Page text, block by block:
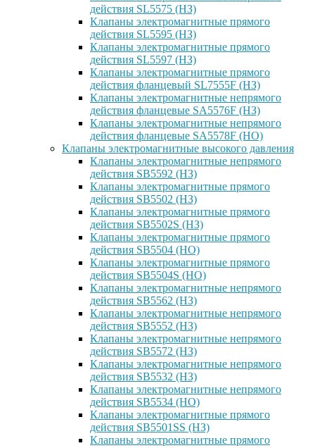
действия SL5575 (НЗ)
Клапаны электромагнитные прямого
действия SL5595 (НЗ)
Клапаны электромагнитные прямого
действия SL5597 (НЗ)
Клапаны электромагнитные прямого
действия фланцевый SL7555F (НЗ)
Клапаны электромагнитные непрямого
действия фланцевые SA5576F (НЗ)
Клапаны электромагнитные непрямого
действия фланцевые SA5578F (НО)
Клапаны электромагнитные высокого давления
Клапаны электромагнитные непрямого
действия SB5592 (НЗ)
Клапаны электромагнитные прямого
действия SB5502 (НЗ)
Клапаны электромагнитные прямого
действия SB5502S (НЗ)
Клапаны электромагнитные прямого
действия SB5504 (НО)
Клапаны электромагнитные прямого
действия SB5504S (НО)
Клапаны электромагнитные непрямого
действия SB5562 (НЗ)
Клапаны электромагнитные непрямого
действия SB5552 (НЗ)
Клапаны электромагнитные непрямого
действия SB5572 (НЗ)
Клапаны электромагнитные непрямого
действия SB5532 (НЗ)
Клапаны электромагнитные непрямого
действия SB5534 (НО)
Клапаны электромагнитные прямого
действия SB5501SS (НЗ)
Клапаны электромагнитные прямого